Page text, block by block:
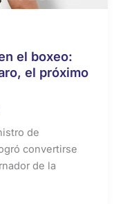
el boxeo:
el próximo
de
convertirse
de la